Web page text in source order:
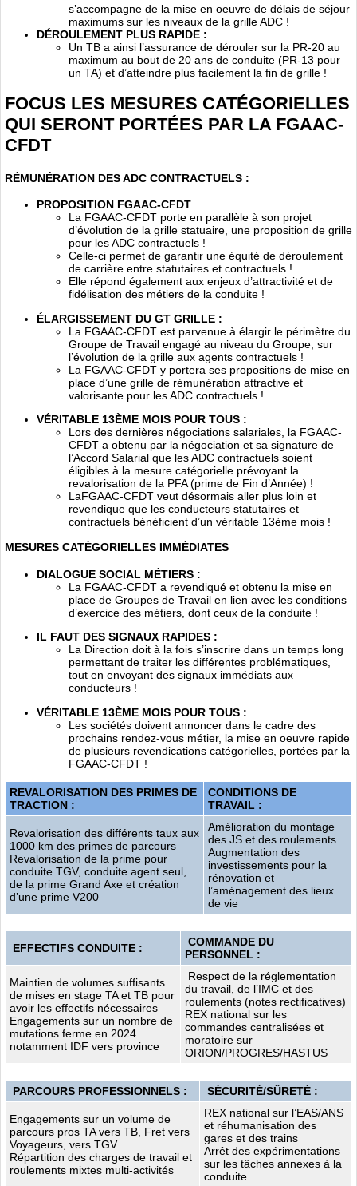
s’accompagne de la mise en oeuvre de délais de séjour
maximums sur les niveaux de la grille ADC !
DÉROULEMENT PLUS RAPIDE :
Un TB a ainsi l’assurance de dérouler sur la PR-20 au
maximum au bout de 20 ans de conduite (PR-13 pour
un TA) et d’atteindre plus facilement la fin de grille !
FOCUS LES MESURES CATÉGORIELLES
QUI SERONT PORTÉES PAR LA FGAAC-
CFDT
RÉMUNÉRATION DES ADC CONTRACTUELS :
PROPOSITION FGAAC-CFDT
La FGAAC-CFDT porte en parallèle à son projet
d’évolution de la grille statuaire, une proposition de grille
pour les ADC contractuels !
Celle-ci permet de garantir une équité de déroulement
de carrière entre statutaires et contractuels !
Elle répond également aux enjeux d’attractivité et de
fidélisation des métiers de la conduite !
ÉLARGISSEMENT DU GT GRILLE :
La FGAAC-CFDT est parvenue à élargir le périmètre du
Groupe de Travail engagé au niveau du Groupe, sur
l’évolution de la grille aux agents contractuels !
La FGAAC-CFDT y portera ses propositions de mise en
place d’une grille de rémunération attractive et
valorisante pour les ADC contractuels !
VÉRITABLE 13ÈME MOIS POUR TOUS :
Lors des dernières négociations salariales, la FGAAC-
CFDT a obtenu par la négociation et sa signature de
l’Accord Salarial que les ADC contractuels soient
éligibles à la mesure catégorielle prévoyant la
revalorisation de la PFA (prime de Fin d’Année) !
LaFGAAC-CFDT veut désormais aller plus loin et
revendique que les conducteurs statutaires et
contractuels bénéficient d’un véritable 13ème mois !
MESURES CATÉGORIELLES IMMÉDIATES
DIALOGUE SOCIAL MÉTIERS :
La FGAAC-CFDT a revendiqué et obtenu la mise en
place de Groupes de Travail en lien avec les conditions
d’exercice des métiers, dont ceux de la conduite !
IL FAUT DES SIGNAUX RAPIDES :
La Direction doit à la fois s’inscrire dans un temps long
permettant de traiter les différentes problématiques,
tout en envoyant des signaux immédiats aux
conducteurs !
VÉRITABLE 13ÈME MOIS POUR TOUS :
Les sociétés doivent annoncer dans le cadre des
prochains rendez-vous métier, la mise en oeuvre rapide
de plusieurs revendications catégorielles, portées par la
FGAAC-CFDT !
REVALORISATION DES PRIMES DE
TRACTION :
CONDITIONS DE
TRAVAIL :
Revalorisation des différents taux aux
1000 km des primes de parcours
Revalorisation de la prime pour
conduite TGV, conduite agent seul,
de la prime Grand Axe et création
d’une prime V200
Amélioration du montage
des JS et des roulements
Augmentation des
investissements pour la
rénovation et
l’aménagement des lieux
de vie
EFFECTIFS CONDUITE :
COMMANDE DU
PERSONNEL :
Maintien de volumes suffisants
de mises en stage TA et TB pour
avoir les effectifs nécessaires
Engagements sur un nombre de
mutations ferme en 2024
notamment IDF vers province
Respect de la réglementation
du travail, de l’IMC et des
roulements (notes rectificatives)
REX national sur les
commandes centralisées et
moratoire sur
ORION/PROGRES/HASTUS
PARCOURS PROFESSIONNELS : SÉCURITÉ/SÛRETÉ :
Engagements sur un volume de
parcours pros TA vers TB, Fret vers
Voyageurs, vers TGV
Répartition des charges de travail et
roulements mixtes multi-activités
REX national sur l’EAS/ANS
et réhumanisation des
gares et des trains
Arrêt des expérimentations
sur les tâches annexes à la
conduite